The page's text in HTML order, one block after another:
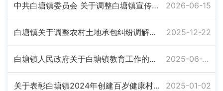
中共白塘镇委员会 关于调整白塘镇宣传思想文化工作领导小组的通知 2026-06-15
白塘镇关于调整农村土地承包纠纷调解委员会的通知 2025-12-22
白塘镇人民政府关于白塘镇教育工作的报告 2025-06-25
关于表彰白塘镇2024年创建百岁健康村先进单位及老干工作先进个人的决定 2025-01-02